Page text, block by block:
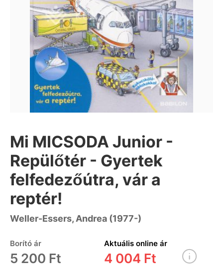
Mi MICSODA Junior -
Repülőtér - Gyertek
felfedezőútra, vár a
reptér!
Weller-Essers, Andrea (1977-)
Borító ár
5 200 Ft
Aktuális online ár
4 004 Ft